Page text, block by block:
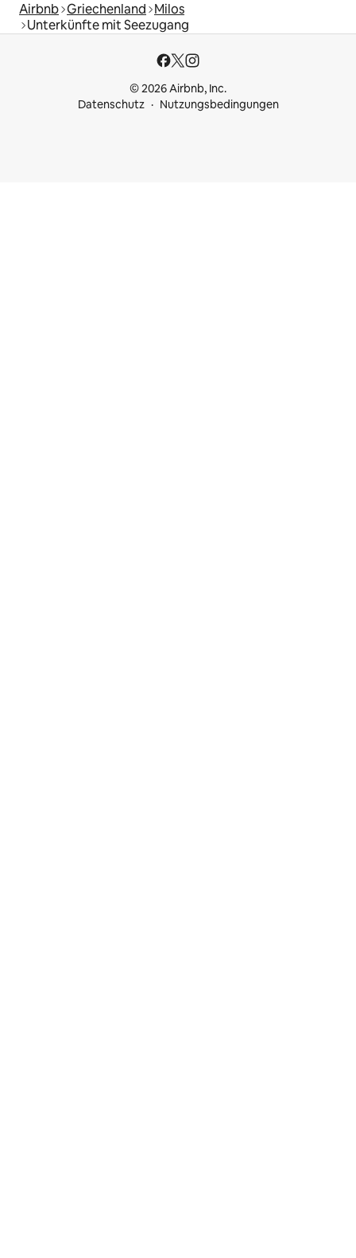
Airbnb Griechenland Milos
Unterkünfte mit Seezugang
© 2026 Airbnb, Inc.
Datenschutz
Nutzungsbedingungen